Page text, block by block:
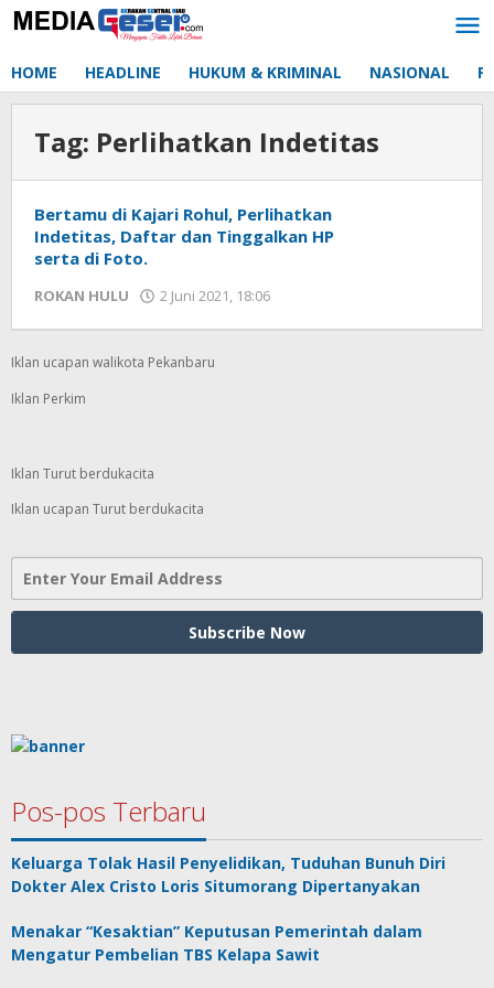
Lewati
ke
HOME HEADLINE HUKUM & KRIMINAL NASIONAL
Tag: Perlihatkan Indetitas
Bertamu di Kajari Rohul, Perlihatkan
Indetitas, Daftar dan Tinggalkan HP
serta di Foto.
ROKAN HULU 2 Juni 2021, 18:06
Iklan ucapan walikota Pekanbaru
Iklan Perkim
Iklan Turut berdukacita
Iklan ucapan Turut berdukacita
Pos-pos Terbaru
Keluarga Tolak Hasil Penyelidikan, Tuduhan Bunuh Diri
Dokter Alex Cristo Loris Situmorang Dipertanyakan
Menakar “Kesaktian” Keputusan Pemerintah dalam
Mengatur Pembelian TBS Kelapa Sawit